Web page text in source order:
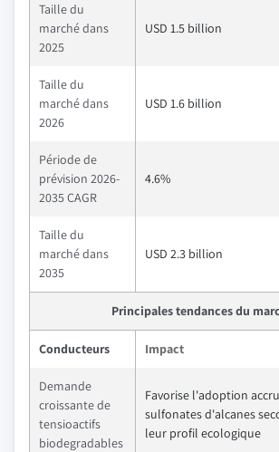
Taille du
marché dans
2025
USD 1.5 billion
Taille du
marché dans
2026
USD 1.6 billion
Période de
prévision 2026-
2035 CAGR
4.6%
Taille du
marché dans
2035
USD 2.3 billion
Principales tendances du
Conducteurs Impact
Demande
croissante de
tensioactifs
biodegradables
Favorise l'adoption
sulfonates d'alcanes
leur profil ecologique